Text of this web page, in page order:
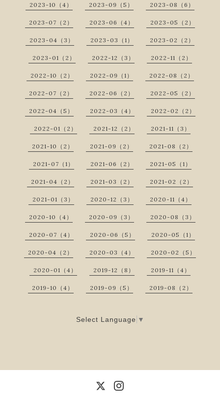
2023-10（4） 2023-09（5） 2023-08（6）
2023-07（2） 2023-06（4） 2023-05（2）
2023-04（3） 2023-03（1） 2023-02（2）
2023-01（2） 2022-12（3） 2022-11（2）
2022-10（2） 2022-09（1） 2022-08（2）
2022-07（2） 2022-06（2） 2022-05（2）
2022-04（5） 2022-03（4） 2022-02（2）
2022-01（2） 2021-12（2） 2021-11（3）
2021-10（2） 2021-09（2） 2021-08（2）
2021-07（1） 2021-06（2） 2021-05（1）
2021-04（2） 2021-03（2） 2021-02（2）
2021-01（3） 2020-12（3） 2020-11（4）
2020-10（4） 2020-09（3） 2020-08（3）
2020-07（4） 2020-06（5） 2020-05（1）
2020-04（2） 2020-03（4） 2020-02（5）
2020-01（4） 2019-12（8） 2019-11（4）
2019-10（4） 2019-09（5） 2019-08（2）
Select Language ▼